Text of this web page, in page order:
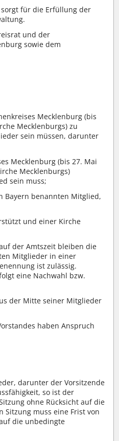
sorgt für die Erfüllung der
und der
sowie dem
Mecklenburg (bis
Mecklenburgs) zu
sein müssen, darunter
Mecklenburg (bis 27. Mai
Mecklenburgs)
sein muss;
Bayern benannten Mitglied,
und einer Kirche
der Amtszeit bleiben die
Mitglieder in einer
ist zulässig.
eine Nachwahl bzw.
der Mitte seiner Mitglieder
haben Anspruch
darunter der Vorsitzende
so ist der
ohne Rücksicht auf die
Sitzung muss eine Frist von
die unbedingte